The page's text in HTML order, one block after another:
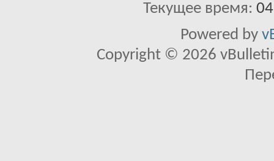
Текущее время:
Powered by
Copyright © 2026